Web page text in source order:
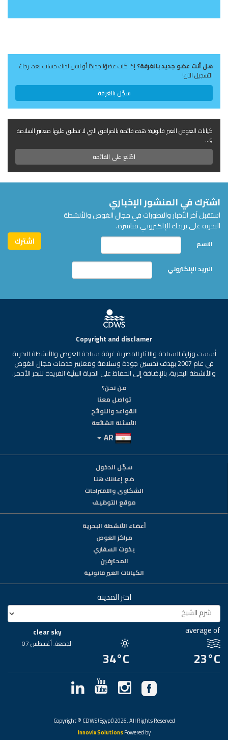
هل أنت عضو جديد بالغرفة؟إذا كنت عضوًا جديدًا أو ليس لديك حساب بعد، رجاءً
التسجيل الآن!
سجّل بالغرفة
كيانات الغوص الغير قانونية؛ هذه قائمة بالمرافق التي لا تنطبق عليها معايير السلامة
و...
اطّلع على القائمة
اشترك في المنشور الإخباري
استقبل آخر الأخبار والتطورات في مجال الغوص والأنشطة
البحرية على بريدك الإلكتروني مباشرة.
الاسم
البريد الإلكتروني
Copyright and disclamer
أسست وزارة السياحة والآثار المصرية غرفة سياحة الغوص والأنشطة البحرية
في عام 2007 بهدف تحسين جودة وسلامة ومعايير خدمات مجال الغوص
والأنشطة البحرية، بالإضافة إلى الحفاظ على الحياة البيئية الفريدة للبحر الأحمر.
من نحن؟
تواصل معنا
القواعد واللوائح
الأسئلة الشائعة
سجّل الدخول
ضع إعلانك هنا
الشكاوى والاقتراحات
موقع التوظيف
أعضاء الأنشطة البحرية
مراكز الغوص
يخوت السفاري
المحترفين
الكيانات الغير قانونية
اختر المدينة
average of
23°C
34°C
clear sky
الجمعة, أغسطس 07
Copyright © CDWS (Egypt) 2026. All Rights Reserved
Powered by
Innovix Solutions